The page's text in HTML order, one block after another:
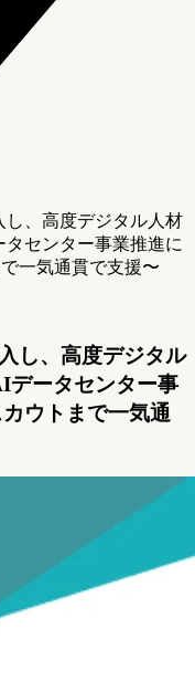
し、高度デジタル人材
センター事業推進に
一気通貫で支援〜
し、高度デジタル
データセンター事
ウトまで一気通